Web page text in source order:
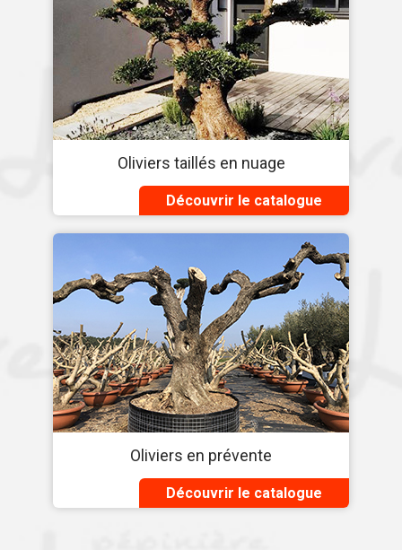
Oliviers taillés en nuage
Découvrir le catalogue
Oliviers en prévente
Découvrir le catalogue